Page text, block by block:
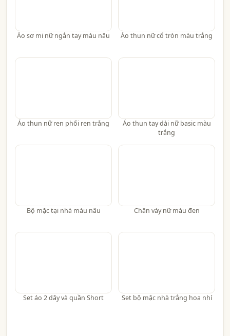
Áo sơ mi nữ ngắn tay màu nâu Áo thun nữ cổ tròn màu trắng
Áo thun nữ ren phối ren trắng
Áo thun tay dài nữ basic màu
trắng
Bộ mặc tại nhà màu nâu Chân váy nữ màu đen
Set áo 2 dây và quần Short Set bộ mặc nhà trắng hoa nhí